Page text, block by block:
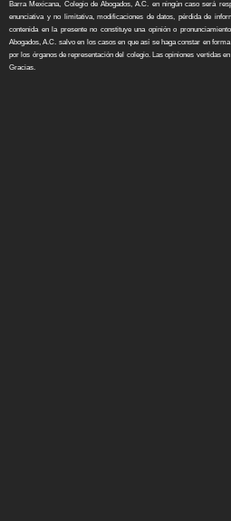
Barra Mexicana, Colegio de Abogados, A.C. en ningún caso será
enunciativa y no limitativa, modificaciones de datos, pérdida de
contenida en la presente no constituye una opinión o
Abogados, A.C. salvo en los casos en que así se haga constar en
por los órganos de representación del colegio. Las opiniones vertidas
Gracias.